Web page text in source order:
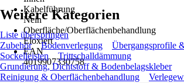
Kabelführung
Nein
Oberfläche/Oberflächenbehandlung
Eloxiert
EAN
4019907330758
Weitere Kategorien
Liste überspringen
Zubehör
Bodenverlegung
Übergangsprofile
Sockelleisten
Trittschalldämmung
Grundierung, Dichtstoff & Bodenbelagskleber
Reinigung & Oberflächenbehandlung